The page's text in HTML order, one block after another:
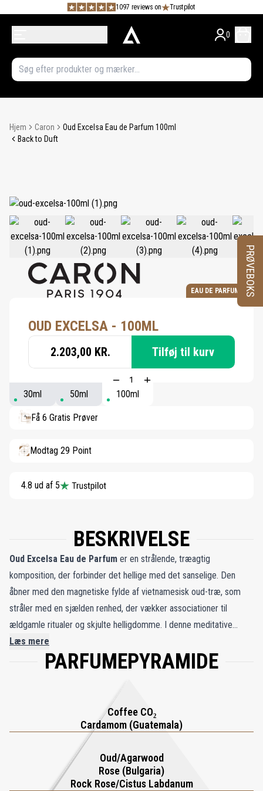
1097 reviews on Trustpilot
0
Hjem Caron
Oud Excelsa Eau de Parfum 100ml
Back to Duft
EAU DE PARFUM
OUD EXCELSA - 100ML
2.203,00 KR. Tilføj til kurv
30ml 50ml 100ml
Få 6 Gratis Prøver
Modtag 29 Point
4.8 ud af 5
BESKRIVELSE
Oud Excelsa Eau de Parfum er en strålende, træagtig
komposition, der forbinder det hellige med det sanselige. Den
åbner med den magnetiske fylde af vietnamesisk oud-træ, som
stråler med en sjælden renhed, der vækker associationer til
ældgamle ritualer og skjulte helligdomme. I denne meditative
kerne flettes gyldne tråde af cistus-absolue og røget birketræ
sammen med jordnær papyrus og varm Atlas-ceder, hvilket skaber
overvældende, men strålende og vis, som en hviskende
hemmelighed båret af røgelse.
Efterhånden som duften udvikler sig, skifter scenen til et skjult
rum, hvor kaffegrums afslører skæbner. Frisk guatemalansk
Læs mere
PARFUMEPYRAMIDE
Coffee CO₂
Cardamom (Guatemala)
Oud/Agarwood
Rose (Bulgaria)
Rock Rose/Cistus Labdanum
PRØVEBOKS